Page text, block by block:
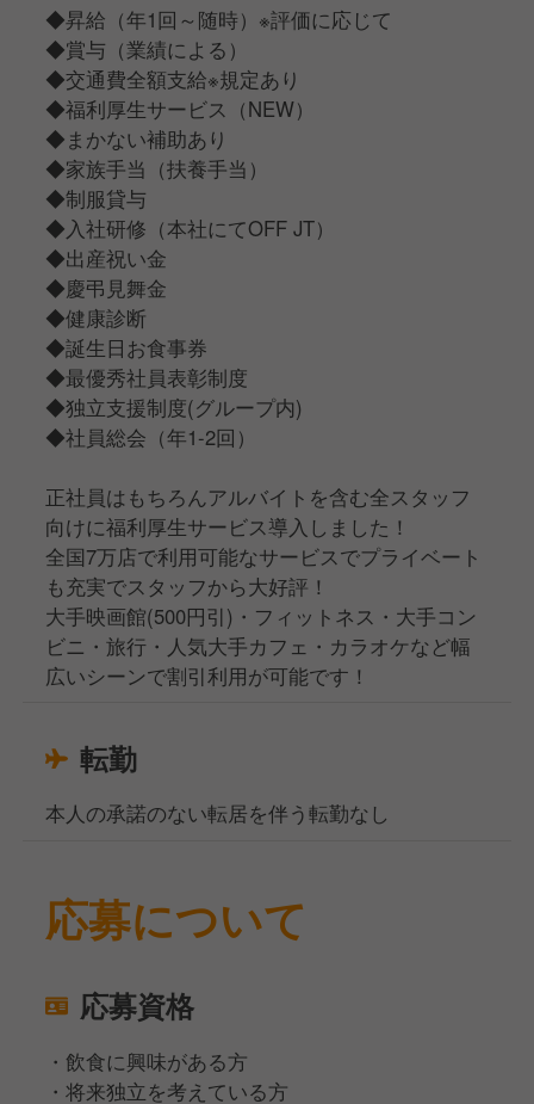
◆昇給（年1回～随時）※評価に応じて
◆賞与（業績による）
◆交通費全額支給※規定あり
◆福利厚生サービス（NEW）
◆まかない補助あり
◆家族手当（扶養手当）
◆制服貸与
◆入社研修（本社にてOFF JT）
◆出産祝い金
◆慶弔見舞金
◆健康診断
◆誕生日お食事券
◆最優秀社員表彰制度
◆独立支援制度(グループ内)
◆社員総会（年1-2回）
正社員はもちろんアルバイトを含む全スタッフ
向けに福利厚生サービス導入しました！
全国7万店で利用可能なサービスでプライベート
も充実でスタッフから大好評！
大手映画館(500円引)・フィットネス・大手コン
ビニ・旅行・人気大手カフェ・カラオケなど幅
広いシーンで割引利用が可能です！
転勤
本人の承諾のない転居を伴う転勤なし
応募について
応募資格
・飲食に興味がある方
・将来独立を考えている方